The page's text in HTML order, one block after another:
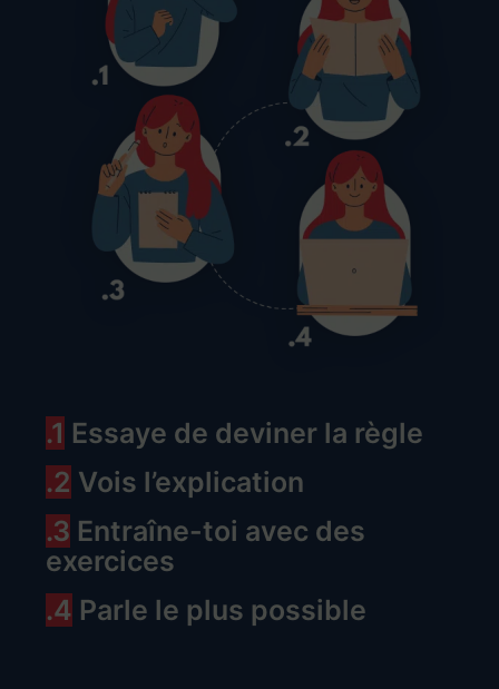
.1 Essaye de deviner la règle
.2 Vois l’explication
.3 Entraîne-toi avec des
exercices
.4 Parle le plus possible